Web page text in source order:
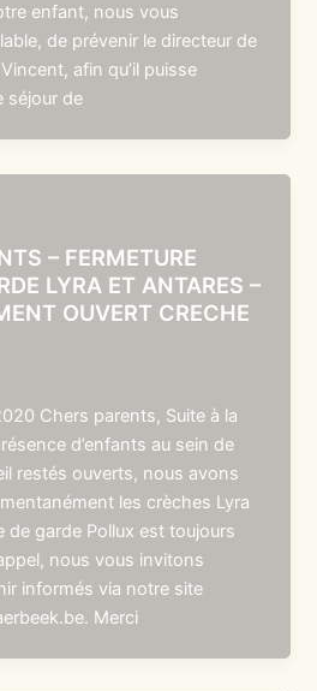
enfant, nous vous
de prévenir le directeur de
afin qu’il puisse
séjour de
– FERMETURE
LYRA ET ANTARES –
OUVERT CRECHE
Chers parents, Suite à la
d’enfants au sein de
restés ouverts, nous avons
les crèches Lyra
de garde Pollux est toujours
nous vous invitons
informés via notre site
Merci